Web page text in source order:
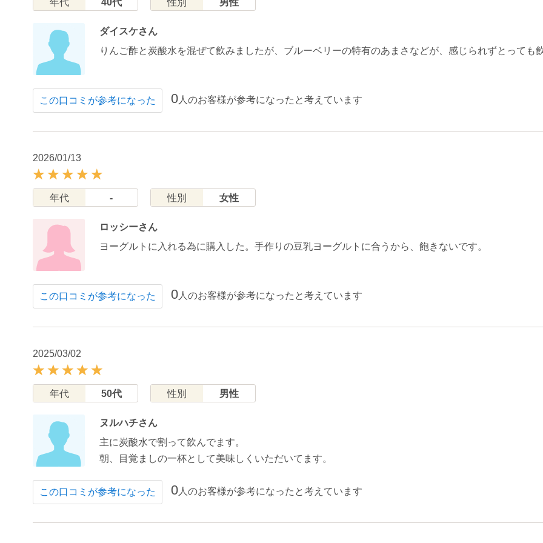
年代 40代 性別 男性
ダイスケさん
りんご酢と炭酸水を混ぜて飲みましたが、ブルーベリーの特有のあまさなどが、感じられずとっても
この口コミが参考になった 0人のお客様が参考になったと考えています
2026/01/13
年代 - 性別 女性
ロッシーさん
ヨーグルトに入れる為に購入した。手作りの豆乳ヨーグルトに合うから、飽きないです。
この口コミが参考になった 0人のお客様が参考になったと考えています
2025/03/02
年代 50代 性別 男性
ヌルハチさん
主に炭酸水で割って飲んでます。
朝、目覚ましの一杯として美味しくいただいてます。
この口コミが参考になった 0人のお客様が参考になったと考えています